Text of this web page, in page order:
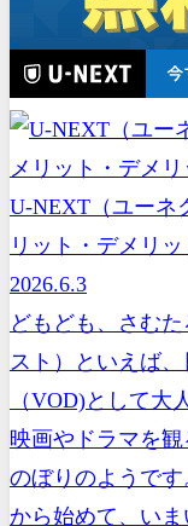
U-NEXT（ユーネ
リット・デメリ
2026.6.3
どもども、さむ
スト）といえば
（VOD)として大
映画やドラマを
のぼりのようで
から始めて、い